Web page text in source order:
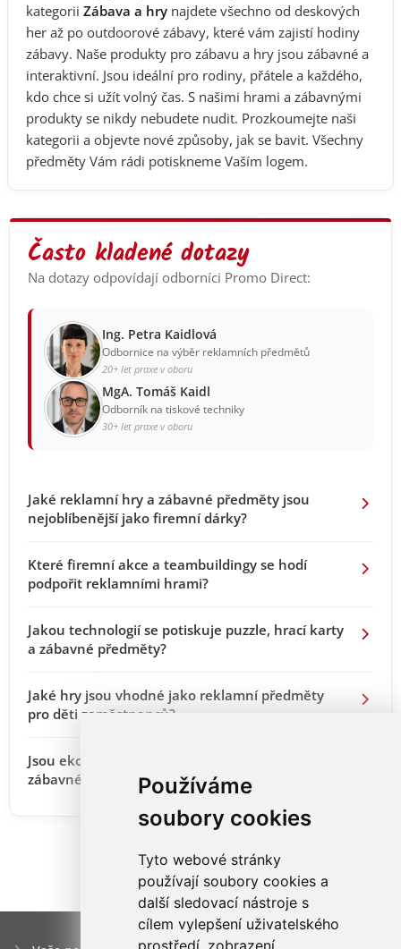
Používáme
soubory cookies
Tyto webové stránky
používají soubory cookies a
další sledovací nástroje s
cílem vylepšení uživatelského
prostředí, zobrazení
kategorii Zábava a hry najdete všechno od deskových
her až po outdoorové zábavy, které vám zajistí hodiny
zábavy. Naše produkty pro zábavu a hry jsou zábavné a
interaktivní. Jsou ideální pro rodiny, přátele a každého,
kdo chce si užít volný čas. S našimi hrami a zábavnými
produkty se nikdy nebudete nudit. Prozkoumejte naši
kategorii a objevte nové způsoby, jak se bavit. Všechny
předměty Vám rádi potiskneme Vaším logem.
Často kladené dotazy
Na dotazy odpovídají odborníci Promo Direct:
Ing. Petra Kaidlová
Odbornice na výběr reklamních předmětů
20+ let praxe v oboru
MgA. Tomáš Kaidl
Odborník na tiskové techniky
30+ let praxe v oboru
Jaké reklamní hry a zábavné předměty jsou
nejoblíbenější jako firemní dárky?
Které firemní akce a teambuildingy se hodí
podpořit reklamními hrami?
Jakou technologií se potiskuje puzzle, hrací karty
a zábavné předměty?
Jaké hry jsou vhodné jako reklamní předměty
pro děti zaměstnanců?
Jsou ekologické možnosti pro reklamní hry a
zábavné předměty?